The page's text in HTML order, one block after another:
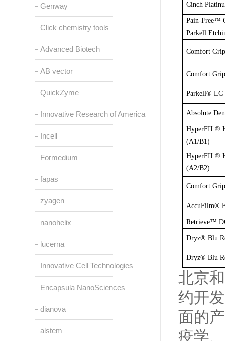
Genway
Click chemistry tools
Advanced Biotech
AB vector
QuickZyme
Innovative Research of America
Incell
Formedium
fapas
zyagen
nanohelix
lucerna
Innovative Cell Technologies
Encapsula NanoSciences
dianova
alstem
Cinch
Pain-Free™
Parkell
Comfort
Comfort
Parkell® LC
Absolute
HyperFIL®
(A1/B1)
HyperFIL®
(A2/B2)
Comfort
AccuFilm®
Retrieve™
Dryz® Blu
Dryz® Blu
北京
约开
面的
疫学